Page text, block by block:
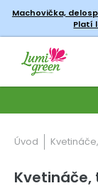
Machovička,
Platí
Úvod
Kvetináče,